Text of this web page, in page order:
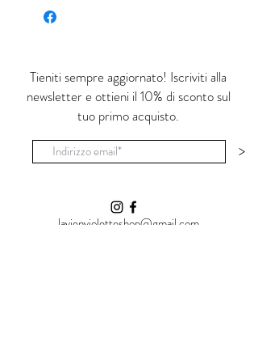
(Leonard Cohen)
mano e dipinto con colori apiombici,
cristallizzato successivamente in uno
smalto lucido e trasparente non tossico. E'
adatto ad uso alimentare.
Le piccole imperfezioni e la non uniformità
del prodotto sono la 'luce' che cerco in ogni
Tieniti sempre aggiornato! Iscriviti alla
newsletter e ottieni il 10% di sconto sul
tuo primo acquisto.
>
lavienvioletteshop@gmail.com